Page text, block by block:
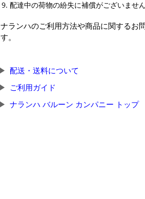
配達中の荷物の紛失に補償がございません
ナランハのご利用方法や商品に関するお
す。
配送・送料について
ご利用ガイド
ナランハ バルーン カンパニー トップ